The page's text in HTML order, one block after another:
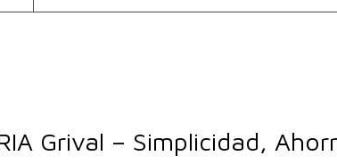
Grival – Simplicidad,